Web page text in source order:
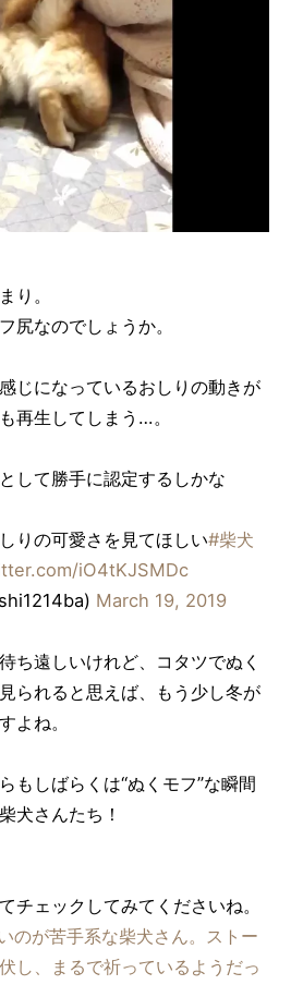
り。
尻なのでしょうか。
じになっているおしりの動きが
再生してしまう…。
して勝手に認定するしかな
りの可愛さを見てほしい#柴犬
iO4tKJSMDc
March 19, 2019
ち遠しいけれど、コタツでぬく
られると思えば、もう少し冬が
よね。
もしばらくは“ぬくモフ”な瞬間
犬さんたち！
チェックしてみてくださいね。
のが苦手系な柴犬さん。ストー
し、まるで祈っているようだっ